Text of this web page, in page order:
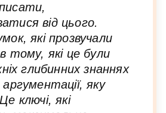
від цього.
які прозвучали
тому, які це були
глибинних знаннях
яку
ключі, які